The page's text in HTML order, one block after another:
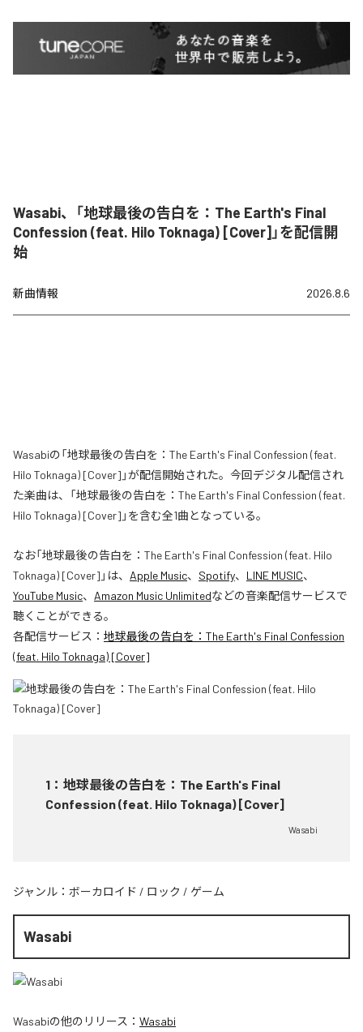
Wasabi、「地球最後の告白を：The Earth's Final
Confession (feat. Hilo Toknaga) [Cover]」を配信開
始
新曲情報 2026.8.6
Wasabiの「地球最後の告白を：The Earth's Final Confession (feat.
Hilo Toknaga) [Cover]」が配信開始された。今回デジタル配信され
た楽曲は、「地球最後の告白を：The Earth's Final Confession (feat.
Hilo Toknaga) [Cover]」を含む全1曲となっている。
なお「地球最後の告白を：The Earth's Final Confession (feat. Hilo
Toknaga) [Cover] 」は、 Apple Music、 Spotify、 LINE MUSIC、
YouTube Music、 Amazon Music Unlimitedなどの音楽配信サービスで
聴くことができる。
各配信サービス： 地球最後の告白を：The Earth's Final Confession
(feat. Hilo Toknaga) [Cover]
1 ： 地球最後の告白を：The Earth's Final
Confession (feat. Hilo Toknaga) [Cover]
Wasabi
ジャンル： ボーカロイド / ロック / ゲーム
Wasabi
Wasabiの他のリリース： Wasabi